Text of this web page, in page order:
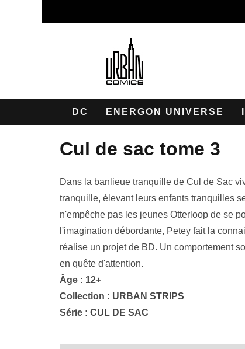
DC ENERGON UNIVERSE
cul de sac tome 3
Dans la banlieue tranquille de Cul de Sac
tranquille, élevant leurs enfants tranquilles
n'empêche pas les jeunes Otterloop de se
l'imagination débordante, Petey fait la
réalise un projet de BD. Un comportement
en quête d'attention.
Âge : 12+
Collection : URBAN STRIPS
Série : CUL DE SAC